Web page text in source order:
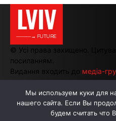
LVIV
———→ FUTURE
© Усі права захищено.
посиланням.
Видання входить до медіа-
Мы используем куки для
нашего сайта. Если Вы
будем считать что